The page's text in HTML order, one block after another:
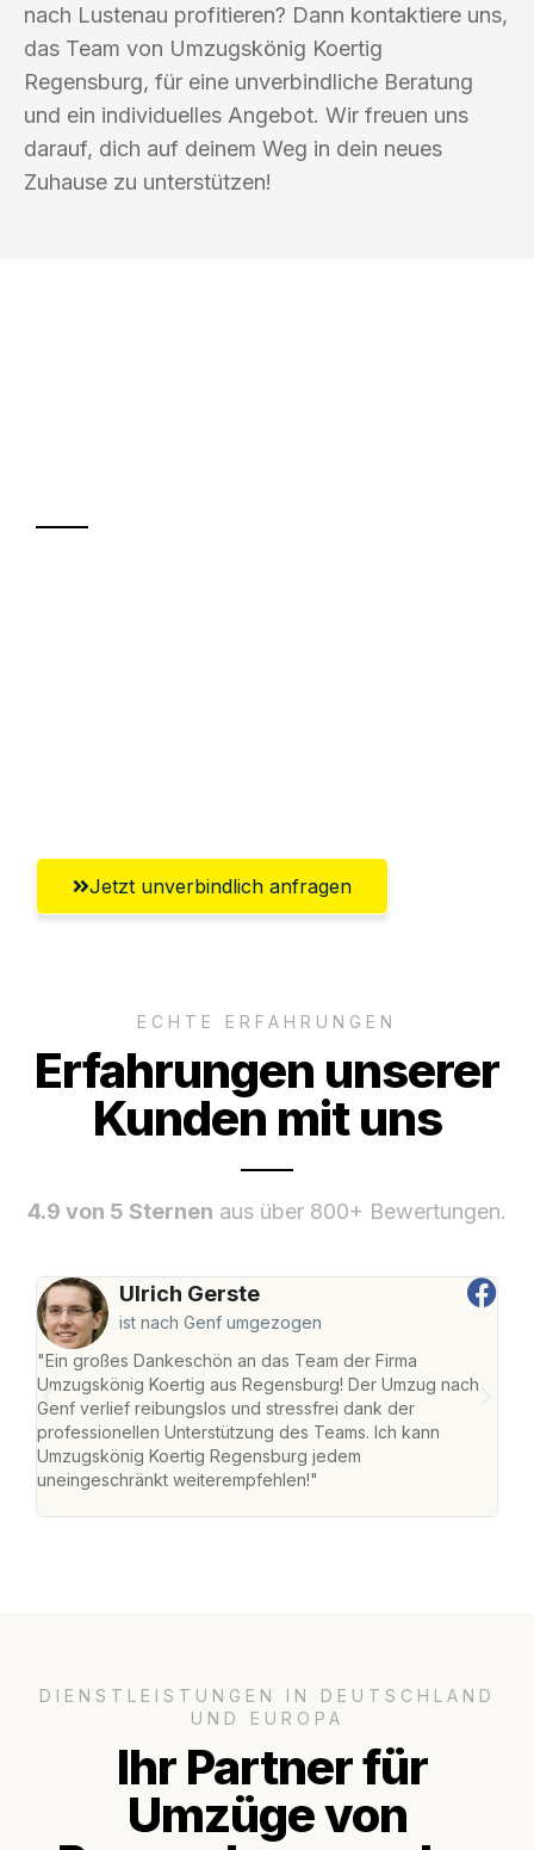
nach Lustenau profitieren? Dann kontaktiere uns,
das Team von Umzugskönig Koertig
Regensburg, für eine unverbindliche Beratung
und ein individuelles Angebot. Wir freuen uns
darauf, dich auf deinem Weg in dein neues
Zuhause zu unterstützen!
Jetzt unverbindlich anfragen
ECHTE ERFAHRUNGEN
Erfahrungen unserer
Kunden mit uns
4.9 von 5 Sternen aus über 800+ Bewertungen.
Ulrich Gerste
ist nach Genf umgezogen
"Ein großes Dankeschön an das Team der Firma
Umzugskönig Koertig aus Regensburg! Der Umzug nach
Genf verlief reibungslos und stressfrei dank der
professionellen Unterstützung des Teams. Ich kann
Umzugskönig Koertig Regensburg jedem
uneingeschränkt weiterempfehlen!"
DIENSTLEISTUNGEN IN DEUTSCHLAND
UND EUROPA
Ihr Partner für
Umzüge von